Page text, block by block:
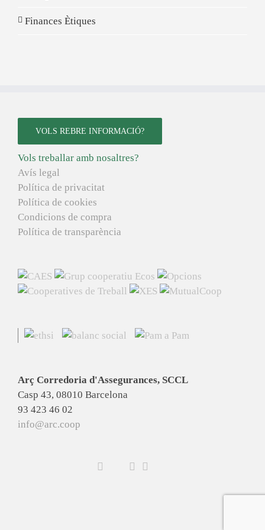
Finances Ètiques
VOLS REBRE INFORMACIÓ?
Vols treballar amb nosaltres?
Avís legal
Política de privacitat
Política de cookies
Condicions de compra
Política de transparència
Arç Corredoria d'Assegurances, SCCL
Casp 43, 08010 Barcelona
93 423 46 02
info@arc.coop